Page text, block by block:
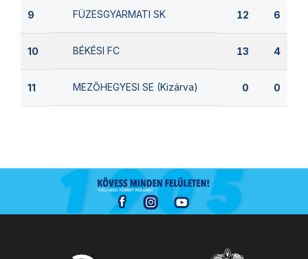
9 FÜZESGYARMATI SK 12 6
10 BÉKÉSI FC 13 4
11 MEZŐHEGYESI SE (Kizárva) 0 0